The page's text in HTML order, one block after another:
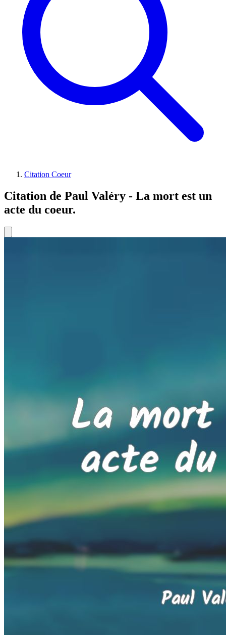
Citation Coeur
Citation de Paul Valéry - La mort est un
acte du coeur.